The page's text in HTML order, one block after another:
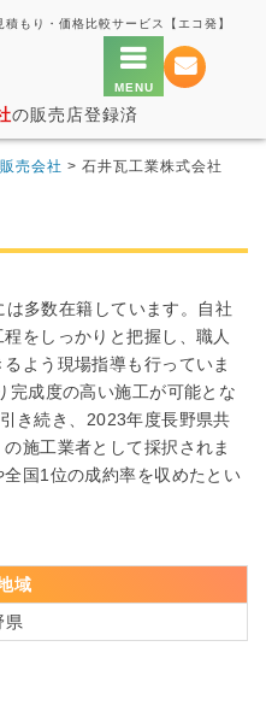
もり・価格比較サービス【エコ発】
の販売店登録済
売会社 > 石井瓦工業株式会社
多数在籍しています。自社
をしっかりと把握し、職人
よう現場指導も行っていま
完成度の高い施工が可能とな
き続き、2023年度長野県共
施工業者として採択されま
国1位の成約率を収めたとい
域
県